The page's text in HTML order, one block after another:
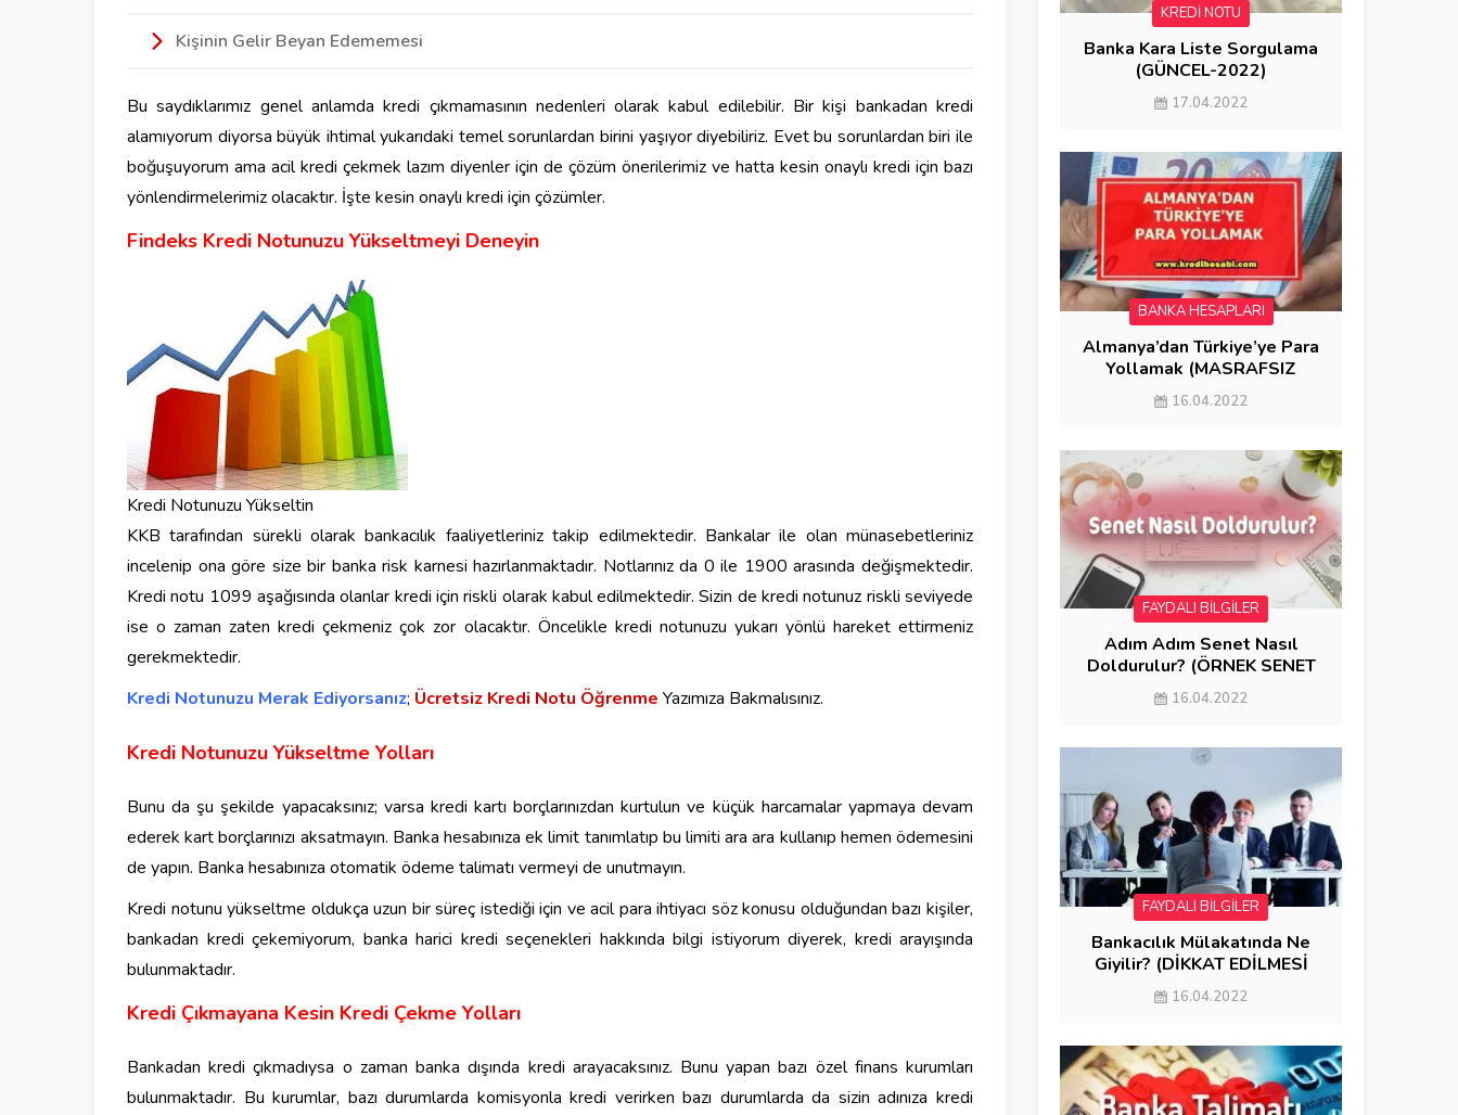
Kişinin Gelir Beyan Edememesi
Bu saydıklarımız genel anlamda kredi çıkmamasının nedenleri olarak kabul edilebilir. Bir kişi bankadan kredi
alamıyorum diyorsa büyük ihtimal yukarıdaki temel sorunlardan birini yaşıyor diyebiliriz. Evet bu sorunlardan biri ile
boğuşuyorum ama acil kredi çekmek lazım diyenler için de çözüm önerilerimiz ve hatta kesin onaylı kredi için bazı
yönlendirmelerimiz olacaktır. İşte kesin onaylı kredi için çözümler.
Findeks Kredi Notunuzu Yükseltmeyi Deneyin
Kredi Notunuzu Yükseltin
KKB tarafından sürekli olarak bankacılık faaliyetleriniz takip edilmektedir. Bankalar ile olan münasebetleriniz
incelenip ona göre size bir banka risk karnesi hazırlanmaktadır. Notlarınız da 0 ile 1900 arasında değişmektedir.
Kredi notu 1099 aşağısında olanlar kredi için riskli olarak kabul edilmektedir. Sizin de kredi notunuz riskli seviyede
ise o zaman zaten kredi çekmeniz çok zor olacaktır. Öncelikle kredi notunuzu yukarı yönlü hareket ettirmeniz
gerekmektedir.
Kredi Notunuzu Merak Ediyorsanız; Ücretsiz Kredi Notu Öğrenme Yazımıza Bakmalısınız.
Kredi Notunuzu Yükseltme Yolları
Bunu da şu şekilde yapacaksınız; varsa kredi kartı borçlarınızdan kurtulun ve küçük harcamalar yapmaya devam
ederek kart borçlarınızı aksatmayın. Banka hesabınıza ek limit tanımlatıp bu limiti ara ara kullanıp hemen ödemesini
de yapın. Banka hesabınıza otomatik ödeme talimatı vermeyi de unutmayın.
Kredi notunu yükseltme oldukça uzun bir süreç istediği için ve acil para ihtiyacı söz konusu olduğundan bazı kişiler,
bankadan kredi çekemiyorum, banka harici kredi seçenekleri hakkında bilgi istiyorum diyerek, kredi arayışında
bulunmaktadır.
Kredi Çıkmayana Kesin Kredi Çekme Yolları
Bankadan kredi çıkmadıysa o zaman banka dışında kredi arayacaksınız. Bunu yapan bazı özel finans kurumları
bulunmaktadır. Bu kurumlar, bazı durumlarda komisyonla kredi verirken bazı durumlarda da sizin adınıza kredi
KREDİ NOTU
Banka Kara Liste Sorgulama
(GÜNCEL-2022)
17.04.2022
BANKA HESAPLARI
Almanya’dan Türkiye’ye Para
Yollamak (MASRAFSIZ
GÖNDERME)
16.04.2022
FAYDALI BİLGİLER
Adım Adım Senet Nasıl
Doldurulur? (ÖRNEK SENET
DOLDURMA)
16.04.2022
FAYDALI BİLGİLER
Bankacılık Mülakatında Ne
Giyilir? (DİKKAT EDİLMESİ
GEREKENLER)
16.04.2022